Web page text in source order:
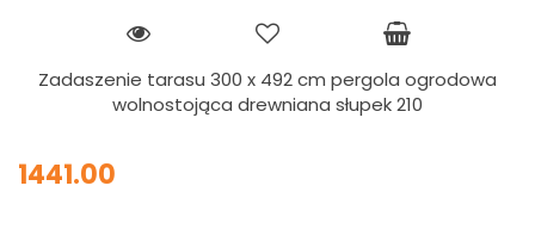
Zadaszenie tarasu 300 x 492 cm pergola ogrodowa
wolnostojąca drewniana słupek 210
1441.00